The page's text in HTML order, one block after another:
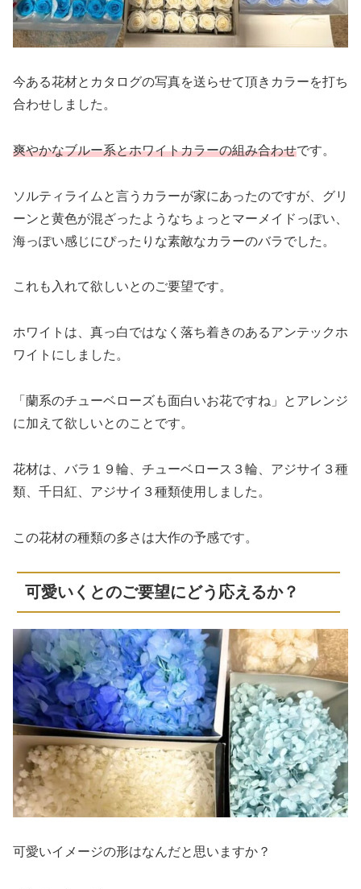
今ある花材とカタログの写真を送らせて頂きカラーを打ち
合わせしました。
爽やかなブルー系とホワイトカラーの組み合わせです。
ソルティライムと言うカラーが家にあったのですが、グリ
ーンと黄色が混ざったようなちょっとマーメイドっぽい、
海っぽい感じにぴったりな素敵なカラーのバラでした。
これも入れて欲しいとのご要望です。
ホワイトは、真っ白ではなく落ち着きのあるアンテックホ
ワイトにしました。
「蘭系のチューベローズも面白いお花ですね」とアレンジ
に加えて欲しいとのことです。
花材は、バラ１９輪、チューベロース３輪、アジサイ３種
類、千日紅、アジサイ３種類使用しました。
この花材の種類の多さは大作の予感です。
可愛いくとのご要望にどう応えるか？
可愛いイメージの形はなんだと思いますか？